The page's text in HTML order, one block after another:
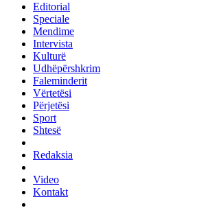
Editorial
Speciale
Mendime
Intervista
Kulturë
Udhëpërshkrim
Faleminderit
Vërtetësi
Përjetësi
Sport
Shtesë
Redaksia
Video
Kontakt